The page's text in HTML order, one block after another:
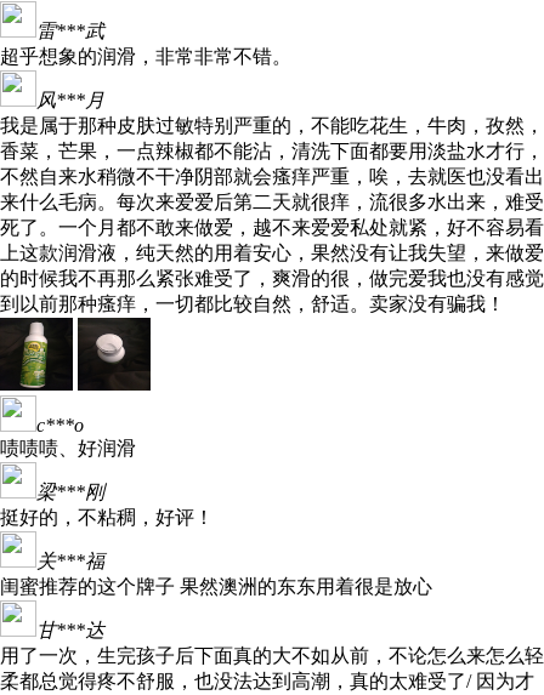
雷***武
超乎想象的润滑，非常非常不错。
风***月
我是属于那种皮肤过敏特别严重的，不能吃花生，牛肉，孜然，
香菜，芒果，一点辣椒都不能沾，清洗下面都要用淡盐水才行，
不然自来水稍微不干净阴部就会瘙痒严重，唉，去就医也没看出
来什么毛病。每次来爱爱后第二天就很痒，流很多水出来，难受
死了。一个月都不敢来做爱，越不来爱爱私处就紧，好不容易看
上这款润滑液，纯天然的用着安心，果然没有让我失望，来做爱
的时候我不再那么紧张难受了，爽滑的很，做完爱我也没有感觉
到以前那种瘙痒，一切都比较自然，舒适。卖家没有骗我！
c***o
啧啧啧、好润滑
梁***刚
挺好的，不粘稠，好评！
关***福
闺蜜推荐的这个牌子 果然澳洲的东东用着很是放心
甘***达
用了一次，生完孩子后下面真的大不如从前，不论怎么来怎么轻
柔都总觉得疼不舒服，也没法达到高潮，真的太难受了/ 因为才